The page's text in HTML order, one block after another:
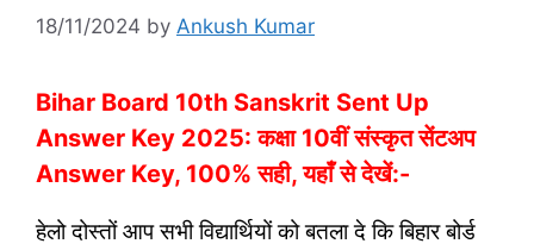
18/11/2024 by Ankush Kumar
Bihar Board 10th Sanskrit Sent Up
Answer Key 2025: कक्षा 10वीं संस्कृत सेंटअप
Answer Key, 100% सही, यहाँ से देखें:-
हेलो दोस्तों आप सभी विद्यार्थियों को बतला दे कि बिहार बोर्ड